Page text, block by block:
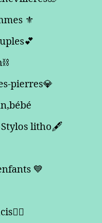
⚜️
pierres💎
litho🖋️
💙